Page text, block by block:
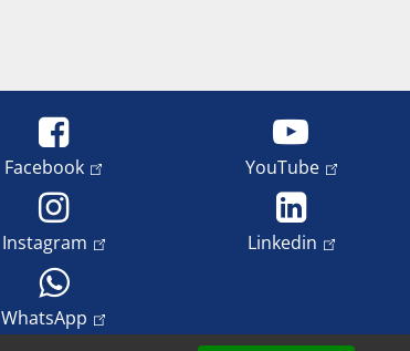
Facebook YouTube
Instagram Linkedin
WhatsApp